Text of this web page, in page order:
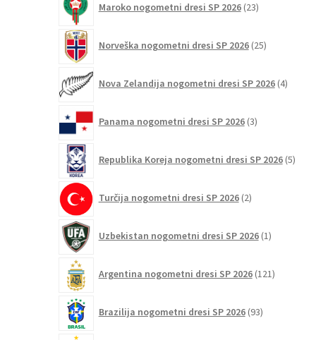
Maroko nogometni dresi SP 2026 23izdelkov
Norveška nogometni dresi SP 2026 25izdelkov
Nova Zelandija nogometni dresi SP 2026 4izdelki
Panama nogometni dresi SP 2026 3izdelki
Republika Koreja nogometni dresi SP 2026 5
Turčija nogometni dresi SP 2026 2izdelka
Uzbekistan nogometni dresi SP 2026 1izdelek
Argentina nogometni dresi SP 2026 121izdelkov
Brazilija nogometni dresi SP 2026 93izdelkov